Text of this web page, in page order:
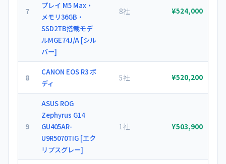
7
プレイ M5 Max・
メモリ36GB・
SSD2TB搭載モデ
ルMGE74J/A [シル
バー]
8社 ¥524,000
8
CANON EOS R3 ボ
ディ
5社 ¥520,200
9
ASUS ROG
Zephyrus G14
GU405AR-
U9R5070TIG [エク
リプスグレー]
1社 ¥503,900